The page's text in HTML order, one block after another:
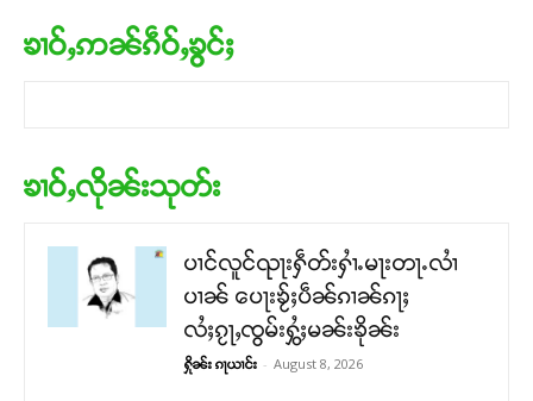
ၶၢဝ်ႇဢၼ်ၵဵဝ်ႇၶွင်ႈ
ၶၢဝ်ႇလိုၼ်းသုတ်း
ပၢင်လူင်ၺႃးႁဵတ်းႁၢႆႉမႃးတႃႉလၢႆ
ပၢၼ် ​​ပေႃးၶႂ်ႈပဵၼ်ၵၢၼ်ၵႃႈ
လႆႈၵႂႃႇၸွမ်းႁွႆႈမၼ်းၶိုၼ်း
ႁိုၼ်း ၵႃယၢင်း - August 8, 2026